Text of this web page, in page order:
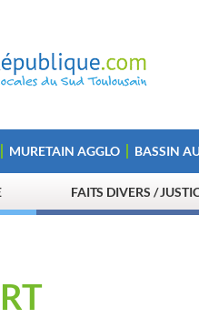
MURETAIN AGGLO BASSIN
FAITS DIVERS /